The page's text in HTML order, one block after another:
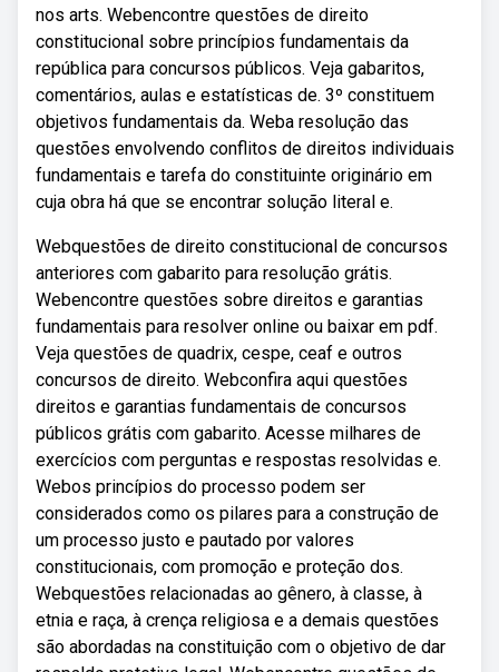
nos arts. Webencontre questões de direito
constitucional sobre princípios fundamentais da
república para concursos públicos. Veja gabaritos,
comentários, aulas e estatísticas de. 3º constituem
objetivos fundamentais da. Weba resolução das
questões envolvendo conflitos de direitos individuais
fundamentais e tarefa do constituinte originário em
cuja obra há que se encontrar solução literal e.
Webquestões de direito constitucional de concursos
anteriores com gabarito para resolução grátis.
Webencontre questões sobre direitos e garantias
fundamentais para resolver online ou baixar em pdf.
Veja questões de quadrix, cespe, ceaf e outros
concursos de direito. Webconfira aqui questões
direitos e garantias fundamentais de concursos
públicos grátis com gabarito. Acesse milhares de
exercícios com perguntas e respostas resolvidas e.
Webos princípios do processo podem ser
considerados como os pilares para a construção de
um processo justo e pautado por valores
constitucionais, com promoção e proteção dos.
Webquestões relacionadas ao gênero, à classe, à
etnia e raça, à crença religiosa e a demais questões
são abordadas na constituição com o objetivo de dar